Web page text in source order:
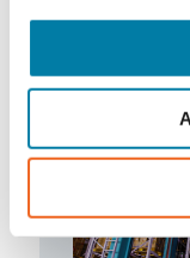
besoins à
Le
marqué
sur le plan